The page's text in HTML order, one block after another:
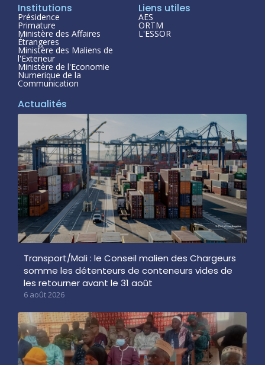
Institutions
Présidence
Primature
Ministère des Affaires
Étrangeres
Ministère des Maliens de
l'Exterieur
Ministère de l'Economie
Numerique de la
Communication
Liens utiles
AES
ORTM
L'ESSOR
Actualités
Transport/Mali : le Conseil malien des Chargeurs
somme les détenteurs de conteneurs vides de
les retourner avant le 31 août
6 août 2026